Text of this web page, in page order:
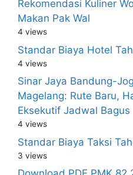
Rekomendasi Kuliner
Makan Pak Wal
4 views
Standar Biaya Hotel
4 views
Sinar Jaya Bandung-
Magelang: Rute Baru,
Eksekutif Jadwal Bagus
4 views
Standar Biaya Taksi
3 views